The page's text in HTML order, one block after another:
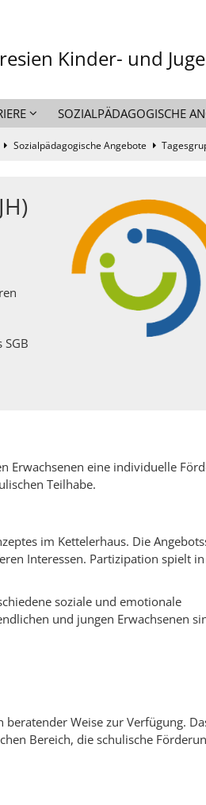
Kinder- und
SOZIALPÄDAGOGISCHE
Sozialpädagogische Angebote
Erwachsenen eine individuelle
Teilhabe.
im Kettelerhaus. Die
Interessen. Partizipation spielt
soziale und emotionale
und jungen Erwachsenen
Weise zur Verfügung.
Bereich, die schulische